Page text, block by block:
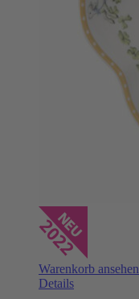
Warenkorb ansehen
Details